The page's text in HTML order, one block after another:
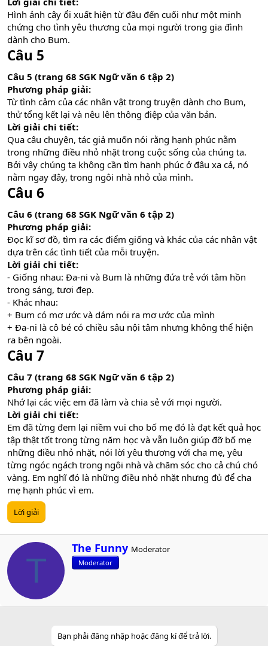
Hình ảnh cây ổi xuất hiện từ đầu đến cuối như một minh
chứng cho tình yêu thương của mọi người trong gia đình
dành cho Bum.
Câu 5
Câu 5 (trang 68 SGK Ngữ văn 6 tập 2)
Phương pháp giải:
Từ tình cảm của các nhân vật trong truyện dành cho Bum,
thử tổng kết lại và nêu lên thông điệp của văn bản.
Lời giải chi tiết:
Qua câu chuyện, tác giả muốn nói rằng hạnh phúc nằm
trong những điều nhỏ nhặt trong cuộc sống của chúng ta.
Bởi vậy chúng ta không cần tìm hạnh phúc ở đâu xa cả, nó
nằm ngay đây, trong ngôi nhà nhỏ của mình.
Câu 6
Câu 6 (trang 68 SGK Ngữ văn 6 tập 2)
Phương pháp giải:
Đọc kĩ sơ đồ, tìm ra các điểm giống và khác của các nhân vật
dựa trên các tình tiết của mỗi truyện.
Lời giải chi tiết:
- Giống nhau: Đa-ni và Bum là những đứa trẻ với tâm hồn
trong sáng, tươi đẹp.
- Khác nhau:
+ Bum có mơ ước và dám nói ra mơ ước của mình
+ Đa-ni là cô bé có chiều sâu nội tâm nhưng không thể hiện
ra bên ngoài.
Câu 7
Câu 7 (trang 68 SGK Ngữ văn 6 tập 2)
Phương pháp giải:
Nhớ lại các việc em đã làm và chia sẻ với mọi người.
Lời giải chi tiết:
Em đã từng đem lại niềm vui cho bố mẹ đó là đạt kết quả học
tập thật tốt trong từng năm học và vẫn luôn giúp đỡ bố mẹ
những điều nhỏ nhặt, nói lời yêu thương với cha mẹ, yêu
từng ngóc ngách trong ngôi nhà và chăm sóc cho cả chú chó
vàng. Em nghĩ đó là những điều nhỏ nhặt nhưng đủ để cha
mẹ hạnh phúc vì em.
Lời giải
T
W
r
i
n
The Funny Moderator
Moderator
Bạn phải đăng nhập hoặc đăng kí để trả lời.